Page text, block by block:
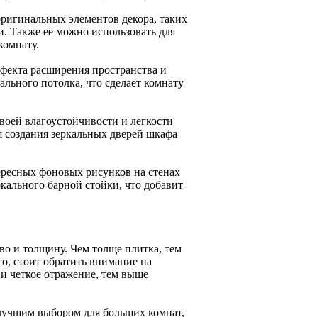
элементов декора, таких
Также ее можно использовать для
расширения пространства и
потолка, что сделает комнату
влагоустойчивости и легкости
зеркальных дверей шкафа
фоновых рисунков на стенах
барной стойки, что добавит
и толщину. Чем толще плитка, тем
стоит обратить внимание на
четкое отражение, тем выше
выбором для больших комнат,